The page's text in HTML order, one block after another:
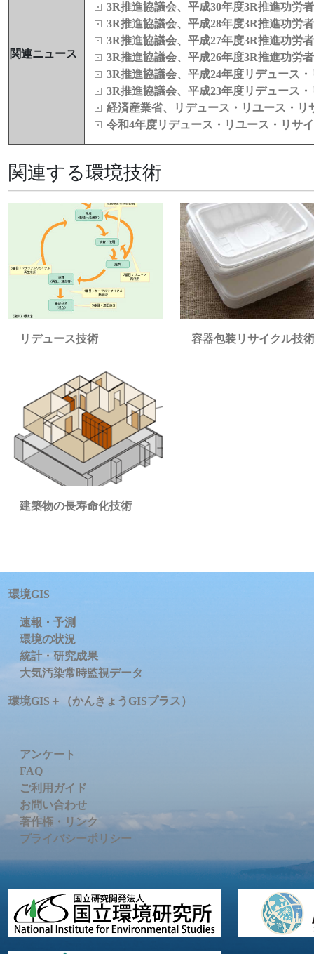
関連ニュース
3R推進協議会、平成30年度3R推進功労
3R推進協議会、平成28年度3R推進功労
3R推進協議会、平成27年度3R推進功労
3R推進協議会、平成26年度3R推進功労
3R推進協議会、平成24年度リデュース
3R推進協議会、平成23年度リデュース
経済産業省、リデュース・リユース・
令和4年度リデュース・リユース・リサ
関連する環境技術
リデュース技術 容器包装リサイクル技術
建築物の長寿命化技術
環境GIS
速報・予測
環境の状況
統計・研究成果
大気汚染常時監視データ
環境GIS＋（かんきょうGISプラス）
アンケート
FAQ
ご利用ガイド
お問い合わせ
著作権・リンク
プライバシーポリシー